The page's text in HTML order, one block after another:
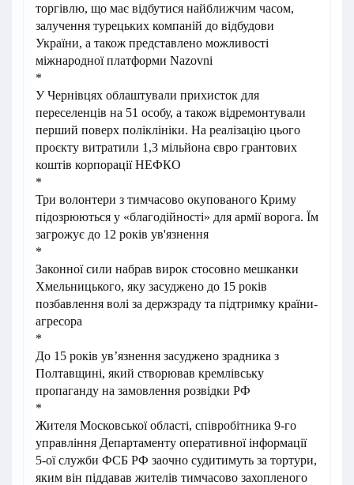
торгівлю, що має відбутися найближчим часом,
залучення турецьких компаній до відбудови
України, а також представлено можливості
міжнародної платформи Nazovni
*
У Чернівцях облаштували прихисток для
переселенців на 51 особу, а також відремонтували
перший поверх поліклініки. На реалізацію цього
проєкту витратили 1,3 мільйона євро грантових
коштів корпорації НЕФКО
*
Три волонтери з тимчасово окупованого Криму
підозрюються у «благодійності» для армії ворога. Їм
загрожує до 12 років ув'язнення
*
Законної сили набрав вирок стосовно мешканки
Хмельницького, яку засуджено до 15 років
позбавлення волі за держзраду та підтримку країни-
агресора
*
До 15 років ув’язнення засуджено зрадника з
Полтавщині, який створював кремлівську
пропаганду на замовлення розвідки РФ
*
Жителя Московської області, співробітника 9-го
управління Департаменту оперативної інформації
5-ої служби ФСБ РФ заочно судитимуть за тортури,
яким він піддавав жителів тимчасово захопленого